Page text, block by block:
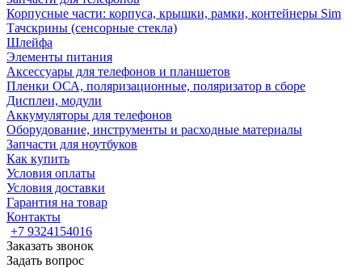
Корпусные части: корпуса, крышки, рамки, контейнеры Sim
Тачскрины (сенсорные стекла)
Шлейфа
Элементы питания
Аксессуары для телефонов и планшетов
Пленки ОСА, поляризационные, поляризатор в сборе
Дисплеи, модули
Аккумуляторы для телефонов
Оборудование, инструменты и расходные материалы
Запчасти для ноутбуков
Как купить
Условия оплаты
Условия доставки
Гарантия на товар
Контакты
+7 9324154016
Заказать звонок
Задать вопрос